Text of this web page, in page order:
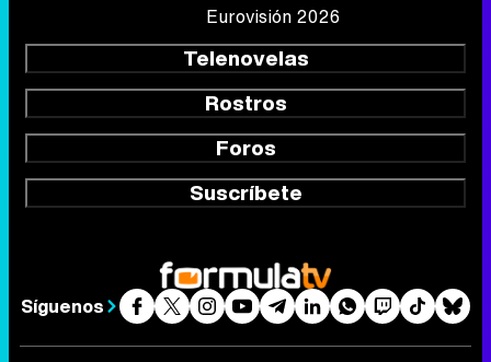
Eurovisión 2026
Telenovelas
Rostros
Foros
Suscríbete
Síguenos